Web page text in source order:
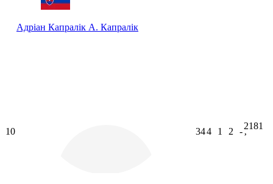
Адріан Капралік А. Капралік
10 344 1 2 -
2181
ʼ